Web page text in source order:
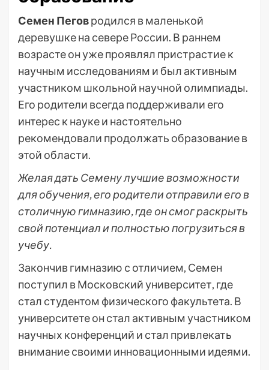
Семен Пеговродился в маленькой
деревушке на севере России. В раннем
возрасте он уже проявлял пристрастие к
научным исследованиям и был активным
участником школьной научной олимпиады.
Его родители всегда поддерживали его
интерес к науке и настоятельно
рекомендовали продолжать образование в
этой области.
Желая дать Семену лучшие возможности
для обучения, его родители отправили его в
столичную гимназию, где он смог раскрыть
свой потенциал и полностью погрузиться в
учебу.
Закончив гимназию с отличием, Семен
поступил в Московский университет, где
стал студентом физического факультета. В
университете он стал активным участником
научных конференций и стал привлекать
внимание своими инновационными идеями.